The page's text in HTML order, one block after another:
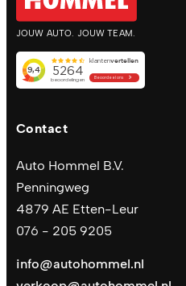
JOUW AUTO. JOUW TEAM.
Contact
Auto Hommel B.V.
Penningweg
4879 AE Etten-Leur
076 - 205 9205
info@autohommel.nl